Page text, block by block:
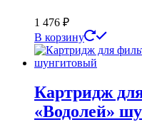
1 476 ₽
В корзину
Картридж
«Водолей»